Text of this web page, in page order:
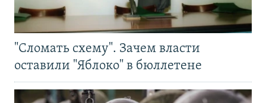
"Сломать схему". Зачем власти
оставили "Яблоко" в бюллетене